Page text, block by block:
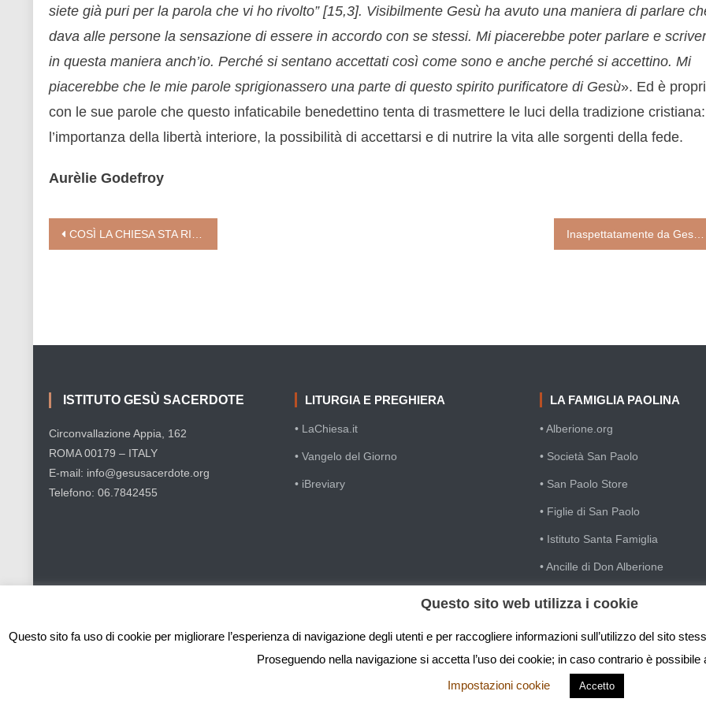
siete già puri per la parola che vi ho rivolto” [15,3]. Visibilmente Gesù ha avuto una maniera di parlare
dava alle persone la sensazione di essere in accordo con se stessi. Mi piacerebbe poter parlare e
in questa maniera anch’io. Perché si sentano accettati così come sono e anche perché si accettino. Mi
piacerebbe che le mie parole sprigionassero una parte di questo spirito purificatore di Gesù». Ed è
con le sue parole che questo infaticabile benedettino tenta di trasmettere le luci della tradizione cristiana:
l’importanza della libertà interiore, la possibilità di accettarsi e di nutrire la vita alle sorgenti della fede.
Aurèlie Godefroy
Navigazione
COSÌ LA CHIESA STA RIPRENDENDO IL LARGO Inaspettatamente da Gesù e la Samaritana. Dio ci tende tranelli (di Divo Barsotti)
ISTITUTO GESÙ SACERDOTE
Circonvallazione Appia, 162
ROMA 00179 – ITALY
E-mail: info@gesusacerdote.org
Telefono: 06.7842455
LITURGIA E PREGHIERA
• LaChiesa.it
• Vangelo del Giorno
• iBreviary
LA FAMIGLIA PAOLINA
• Alberione.org
• Società San Paolo
• San Paolo Store
• Figlie di San Paolo
• Istituto Santa Famiglia
• Ancille di Don Alberione
Questo sito web utilizza i cookie
Questo sito fa uso di cookie per migliorare l’esperienza di navigazione degli utenti e per raccogliere informazioni sull’utilizzo del sito
Proseguendo nella navigazione si accetta l’uso dei cookie; in caso contrario è possibile
Impostazioni cookie
Accetto